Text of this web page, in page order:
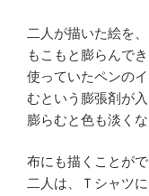
二人が描いた絵を
もこもと膨らんでき
使っていたペンの
むという膨張剤が入
膨らむと色も淡くな
布にも描くことがで
二人は、Ｔシャツ